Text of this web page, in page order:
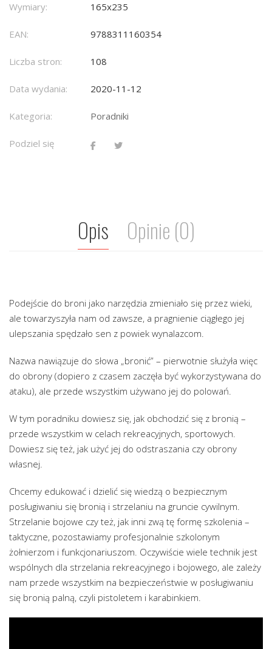
Wymiary: 165x235
EAN: 9788311160354
Liczba stron: 108
Data wydania: 2020-11-12
Kategoria: Poradniki
Podziel się
Opis Opinie (0)
Podejście do broni jako narzędzia zmieniało się przez wieki,
ale towarzyszyła nam od zawsze, a pragnienie ciągłego jej
ulepszania spędzało sen z powiek wynalazcom.
Nazwa nawiązuje do słowa „bronić” – pierwotnie służyła więc
do obrony (dopiero z czasem zaczęła być wykorzystywana do
ataku), ale przede wszystkim używano jej do polowań.
W tym poradniku dowiesz się, jak obchodzić się z bronią –
przede wszystkim w celach rekreacyjnych, sportowych.
Dowiesz się też, jak użyć jej do odstraszania czy obrony
własnej.
Chcemy edukować i dzielić się wiedzą o bezpiecznym
posługiwaniu się bronią i strzelaniu na gruncie cywilnym.
Strzelanie bojowe czy też, jak inni zwą tę formę szkolenia –
taktyczne, pozostawiamy profesjonalnie szkolonym
żołnierzom i funkcjonariuszom. Oczywiście wiele technik jest
wspólnych dla strzelania rekreacyjnego i bojowego, ale zależy
nam przede wszystkim na bezpieczeństwie w posługiwaniu
się bronią palną, czyli pistoletem i karabinkiem.